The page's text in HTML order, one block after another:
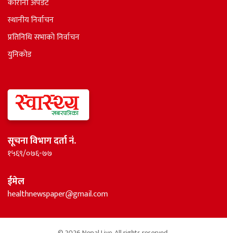
स्थानीय निर्वाचन
प्रतिनिधि सभाकाे निर्वाचन
युनिकोड
सूचना विभाग दर्ता नं.
१५६९/०७६-७७
ईमेल
healthnewspaper@gmail.com